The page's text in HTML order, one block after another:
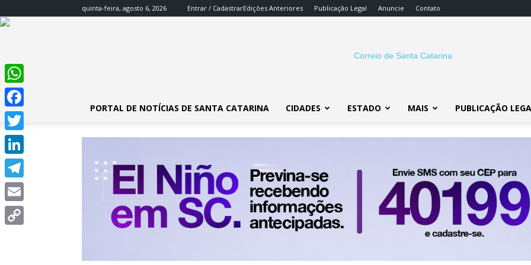
quinta-feira, agosto 6, 2026 Entrar / CadastrarEdições Anteriores Publicação Legal Anuncie Contato
SC
PORTAL DE NOTÍCIAS DE SANTA CATARINA CIDADES ESTADO MAIS PUBLICAÇÃO
WhatsApp
Facebook
Twitter
LinkedIn
Telegram
Email